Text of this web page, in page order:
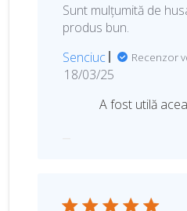
Sunt mulțumită de
produs bun.
Senciuc
Recenzor
D
l
18/03/25
A fost utilă